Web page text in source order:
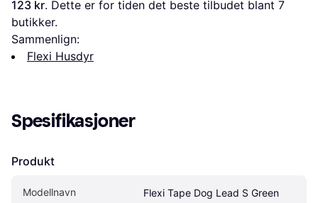
123 kr. Dette er for tiden det beste tilbudet blant 7
butikker.
Sammenlign:
Flexi Husdyr
Spesifikasjoner
Produkt
Modellnavn Flexi Tape Dog Lead S Green